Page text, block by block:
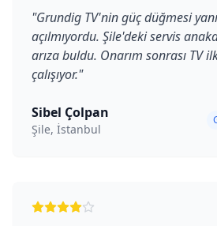
"Grundig TV'nin güç düğmesi
açılmıyordu. Şile'deki servis
arıza buldu. Onarım sonrası TV
çalışıyor."
Sibel Çolpan
Şile, İstanbul